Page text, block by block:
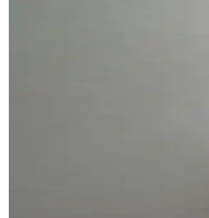
Oppo A38 ve Xiaomi
Samsung Galaxy
Samsung Galaxy S22
Samsung B310 ve
Samsung B310 ve B310